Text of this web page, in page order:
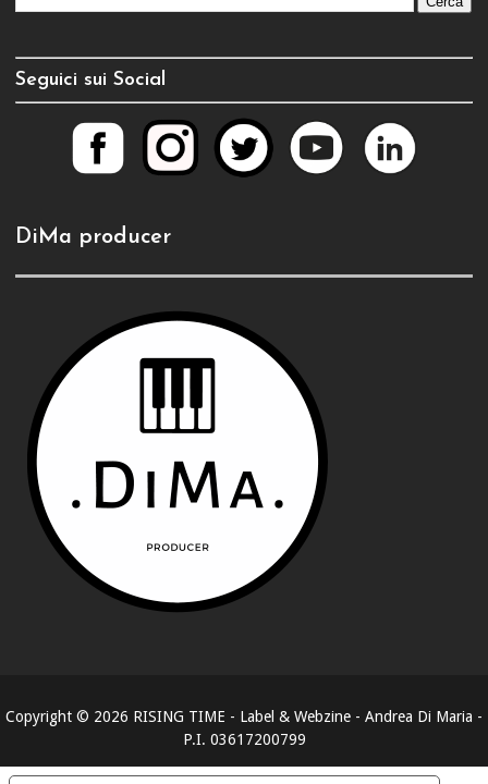
Seguici sui Social
DiMa producer
Copyright © 2026 RISING TIME - Label & Webzine - Andrea Di Maria -
P.I. 03617200799